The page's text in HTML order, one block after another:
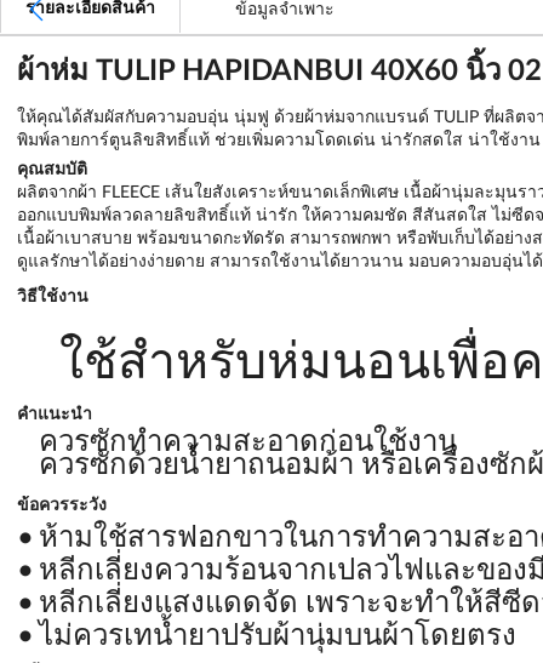
รายละเอียดสินค้า ข้อมูลจำเพาะ
ผ้าห่ม TULIP HAPIDANBUI 40X60 นิ้ว
ให้คุณได้สัมผัสกับความอบอุ่น นุ่มฟู ด้วยผ้าห่มจากแบรนด์ TULIP ที่ผลิต
พิมพ์ลายการ์ตูนลิขสิทธิ์แท้ ช่วยเพิ่มความโดดเด่น น่ารักสดใส น่าใช้งา
คุณสมบัติ
ผลิตจากผ้า FLEECE เส้นใยสังเคราะห์ขนาดเล็กพิเศษ เนื้อผ้านุ่มละมุน
ออกแบบพิมพ์ลวดลายลิขสิทธิ์แท้ น่ารัก ให้ความคมชัด สีสันสดใส ไม่ซีดจ
เนื้อผ้าเบาสบาย พร้อมขนาดกะทัดรัด สามารถพกพา หรือพับเก็บได้อย่าง
ดูแลรักษาได้อย่างง่ายดาย สามารถใช้งานได้ยาวนาน มอบความอบอุ่นไ
วิธีใช้งาน
ใช้สำหรับห่มนอนเพื่อ
คำแนะนำ
ควรซักทำความสะอาดก่อนใช้งาน
ควรซักด้วยน้ำยาถนอมผ้า หรือเครื่องซัก
ข้อควรระวัง
ห้ามใช้สารฟอกขาวในการทำความสะอ
หลีกเลี่ยงความร้อนจากเปลวไฟและของ
หลีกเลี่ยงแสงแดดจัด เพราะจะทำให้สีซีด
ไม่ควรเทน้ำยาปรับผ้านุ่มบนผ้าโดยตรง